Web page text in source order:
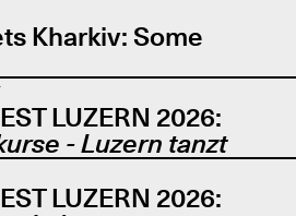
Kharkiv: Some
LUZERN 2026:
- Luzern tanzt
LUZERN 2026: